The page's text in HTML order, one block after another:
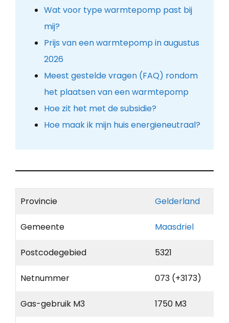
Wat voor type warmtepomp past bij
mij?
Prijs van een warmtepomp in augustus
2026
Meest gestelde vragen (FAQ) rondom
het plaatsen van een warmtepomp
Hoe zit het met de subsidie?
Hoe maak ik mijn huis energieneutraal?
Provincie Gelderland
Gemeente Maasdriel
Postcodegebied 5321
Netnummer 073 (+3173)
Gas-gebruik M3 1750 M3